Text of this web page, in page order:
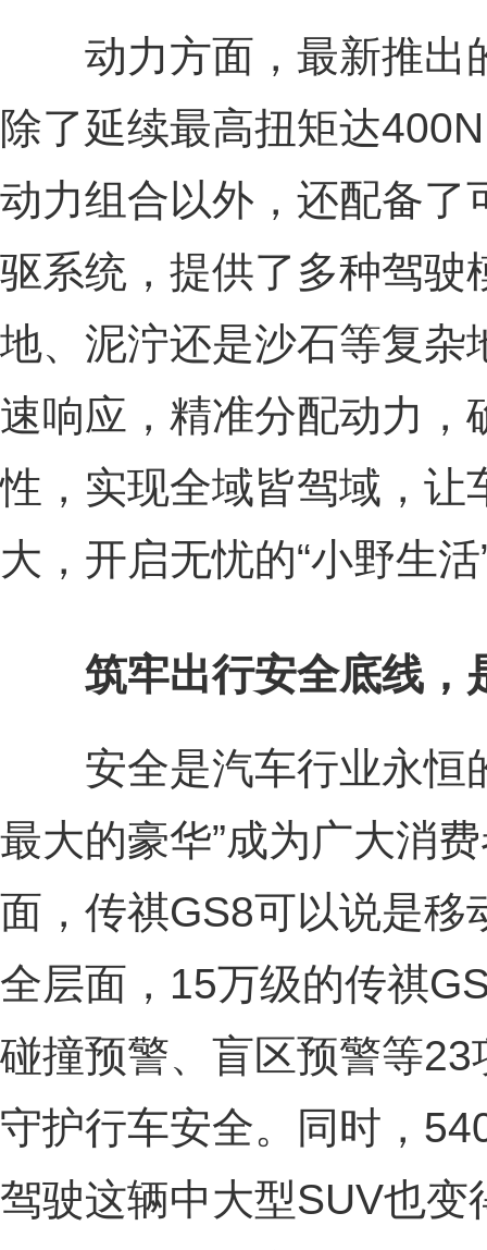
动力方面，最新推出
除了延续最高扭矩达
动力组合以外，还配备了
驱系统，提供了多种驾驶
地、泥泞还是沙石等复杂
速响应，精准分配动力，
性，实现全域皆驾域，让
大，开启无忧的“小野生活
筑牢出行安全底线，
安全是汽车行业永恒
最大的豪华”成为广大消
面，传祺GS8可以说是移
全层面，15万级的传祺
碰撞预警、盲区预警等
守护行车安全。同时，
驾驶这辆中大型SUV也